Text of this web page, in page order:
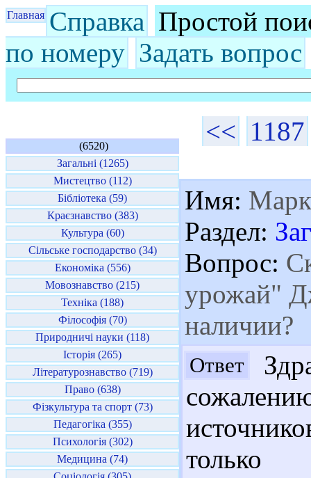
Главная Справка Простой
по номеру Задать вопрос
(6520)
Загальні (1265)
Мистецтво (112)
Бібліотека (59)
Краєзнавство (383)
Культура (60)
Сільське господарство (34)
Економіка (556)
Мовознавство (215)
Техніка (188)
Філософія (70)
Природничі науки (118)
Історія (265)
Літературознавство (719)
Право (638)
Фізкультура та спорт (73)
Педагогіка (355)
Психологія (302)
Медицина (74)
<< 1187
Имя: Марк
Раздел:
Вопрос:
урожай"
наличии?
Ответ